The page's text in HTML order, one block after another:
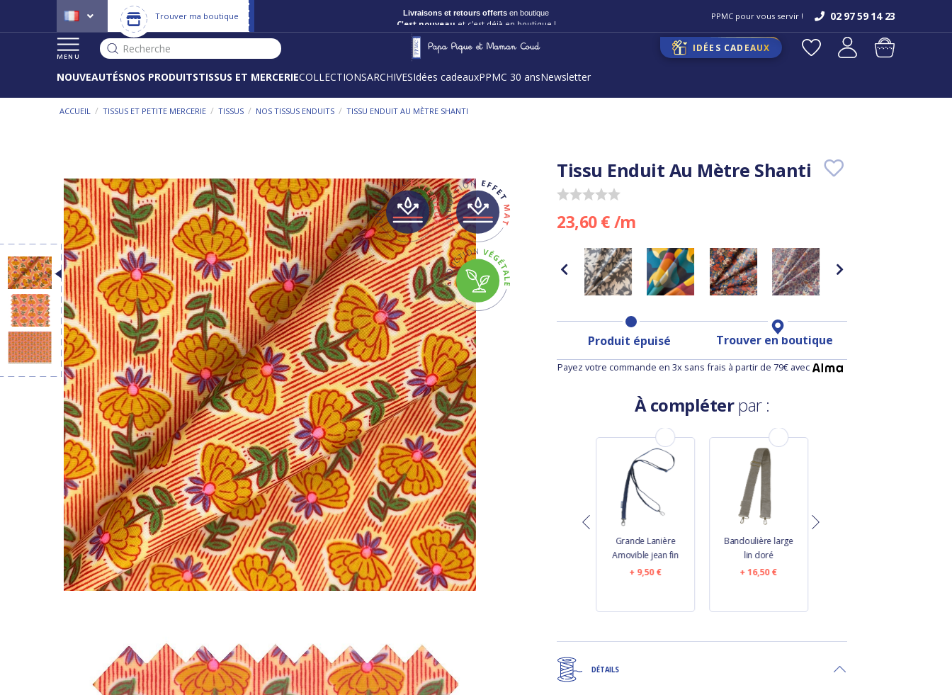
Trouver ma boutique Livraisons et retours offerts en boutique
C'est nouveau et c'est déjà en boutique !
PPMC pour vous servir ! 02 97 59 14 23
MENU
Recherche IDÉES CADEAUX
NOUVEAUTÉSNOS PRODUITSTISSUS ET MERCERIECOLLECTIONSARCHIVESIdées cadeauxPPMC 30 ansNewsletter
ACCUEIL / TISSUS ET PETITE MERCERIE / TISSUS / NOS TISSUS ENDUITS / TISSU ENDUIT AU MÈTRE SHANTI
Tissu Enduit Au Mètre Shanti
23,60 € /m
Produit épuisé Trouver en boutique
Payez votre commande en 3x sans frais à partir de 79€ avec
À compléterpar :
Tissu velours côtelé
blanc
20,60 €
Grande Lanière
Amovible jean fin
9,50 €
Bandoulière large
lin doré
16,50 €
DÉTAILS